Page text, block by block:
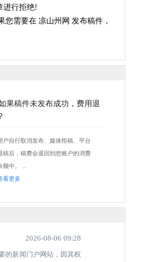
进行拒绝!
需要在 凉山州网 发布稿件，
果稿件未发布成功，费用退
户自行取消发布、媒体拒稿、平台
稿后，稿费会退回到您账户的消费
额中。 ...
看更多
2026-08-06 09:28
的新闻门户网站，因其权